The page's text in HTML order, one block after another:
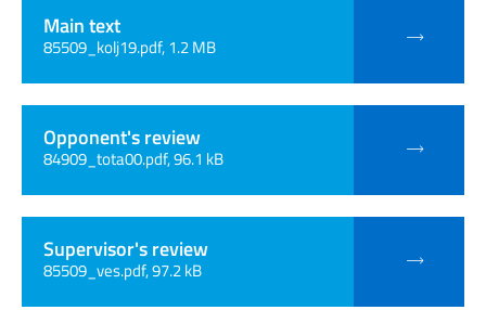
Main text
85509_kolj19.pdf, 1.2 MB
Opponent's review
84909_tota00.pdf, 96.1 kB
Supervisor's review
85509_ves.pdf, 97.2 kB